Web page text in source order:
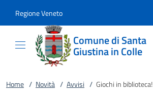
Regione Veneto
Comune di Santa
Giustina in Colle
Home / Novità / Avvisi / Giochi in biblioteca!